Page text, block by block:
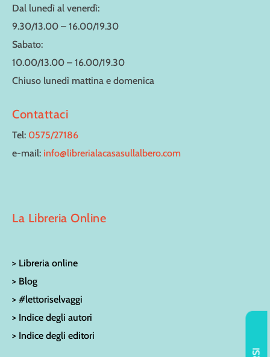
Dal lunedì al venerdì:
9.30/13.00 – 16.00/19.30
Sabato:
10.00/13.00 – 16.00/19.30
Chiuso lunedì mattina e domenica
Contattaci
Tel: 0575/27186
e-mail: info@librerialacasasullalbero.com
La Libreria Online
> Libreria online
> Blog
> #lettoriselvaggi
> Indice degli autori
> Indice degli editori